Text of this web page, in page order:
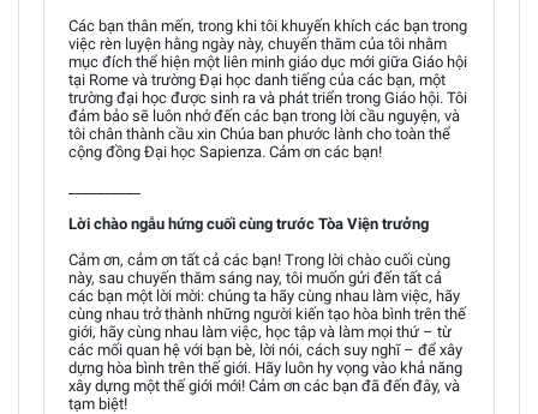
Các bạn thân mến, trong khi tôi khuyến khích các bạn trong
việc rèn luyện hằng ngày này, chuyến thăm của tôi nhằm
mục đích thể hiện một liên minh giáo dục mới giữa Giáo hội
tại Rome và trường Đại học danh tiếng của các bạn, một
trường đại học được sinh ra và phát triển trong Giáo hội. Tôi
đảm bảo sẽ luôn nhớ đến các bạn trong lời cầu nguyện, và
tôi chân thành cầu xin Chúa ban phước lành cho toàn thể
cộng đồng Đại học Sapienza. Cảm ơn các bạn!
Lời chào ngẫu hứng cuối cùng trước Tòa Viện trưởng
Cảm ơn, cảm ơn tất cả các bạn! Trong lời chào cuối cùng
này, sau chuyến thăm sáng nay, tôi muốn gửi đến tất cả
các bạn một lời mời: chúng ta hãy cùng nhau làm việc, hãy
cùng nhau trở thành những người kiến tạo hòa bình trên thế
giới, hãy cùng nhau làm việc, học tập và làm mọi thứ – từ
các mối quan hệ với bạn bè, lời nói, cách suy nghĩ – để xây
dựng hòa bình trên thế giới. Hãy luôn hy vọng vào khả năng
xây dựng một thế giới mới! Cảm ơn các bạn đã đến đây, và
tạm biệt!